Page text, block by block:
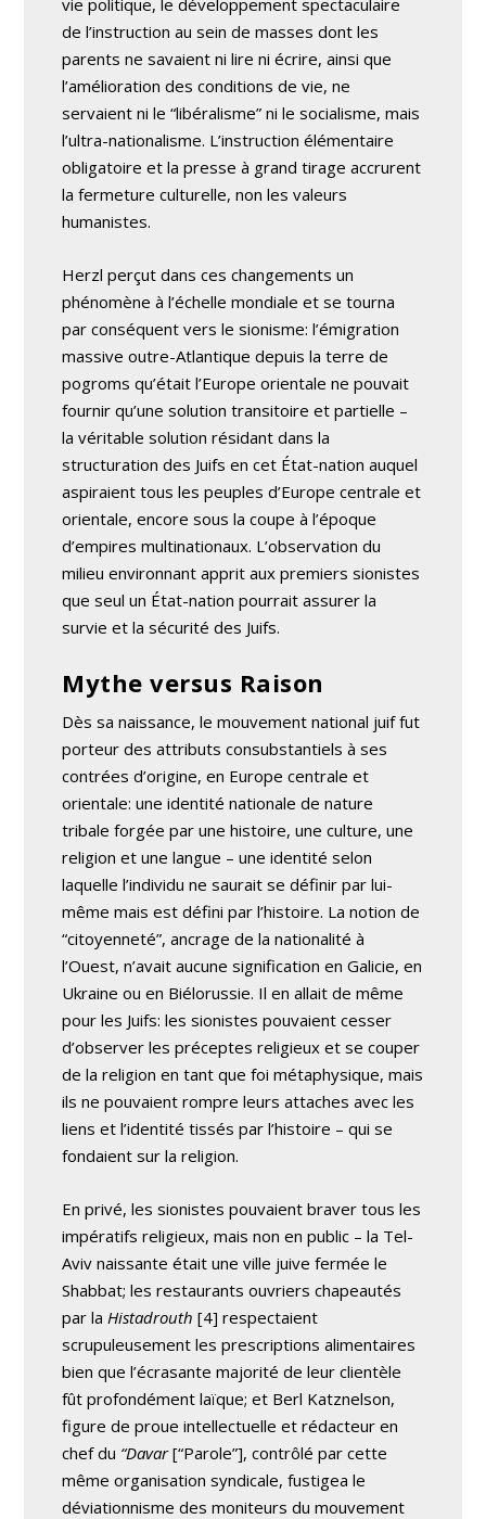
de l’instruction au sein de masses dont les
parents ne savaient ni lire ni écrire, ainsi que
l’amélioration des conditions de vie, ne
servaient ni le “libéralisme” ni le socialisme, mais
l’ultra-nationalisme. L’instruction élémentaire
obligatoire et la presse à grand tirage accrurent
la fermeture culturelle, non les valeurs
humanistes.
Herzl perçut dans ces changements un
phénomène à l’échelle mondiale et se tourna
par conséquent vers le sionisme: l’émigration
massive outre-Atlantique depuis la terre de
pogroms qu’était l’Europe orientale ne pouvait
fournir qu’une solution transitoire et partielle –
la véritable solution résidant dans la
structuration des Juifs en cet État-nation auquel
aspiraient tous les peuples d’Europe centrale et
orientale, encore sous la coupe à l’époque
d’empires multinationaux. L’observation du
milieu environnant apprit aux premiers sionistes
que seul un État-nation pourrait assurer la
survie et la sécurité des Juifs.
Mythe versus Raison
Dès sa naissance, le mouvement national juif fut
porteur des attributs consubstantiels à ses
contrées d’origine, en Europe centrale et
orientale: une identité nationale de nature
tribale forgée par une histoire, une culture, une
religion et une langue – une identité selon
laquelle l’individu ne saurait se définir par lui-
même mais est défini par l’histoire. La notion de
“citoyenneté”, ancrage de la nationalité à
l’Ouest, n’avait aucune signification en Galicie, en
Ukraine ou en Biélorussie. Il en allait de même
pour les Juifs: les sionistes pouvaient cesser
d’observer les préceptes religieux et se couper
de la religion en tant que foi métaphysique, mais
ils ne pouvaient rompre leurs attaches avec les
liens et l’identité tissés par l’histoire – qui se
fondaient sur la religion.
En privé, les sionistes pouvaient braver tous les
impératifs religieux, mais non en public – la Tel-
Aviv naissante était une ville juive fermée le
Shabbat; les restaurants ouvriers chapeautés
par la Histadrouth [4] respectaient
scrupuleusement les prescriptions alimentaires
bien que l’écrasante majorité de leur clientèle
fût profondément laïque; et Berl Katznelson,
figure de proue intellectuelle et rédacteur en
chef du “Davar[“Parole”], contrôlé par cette
même organisation syndicale, fustigea le
déviationnisme des moniteurs du mouvement